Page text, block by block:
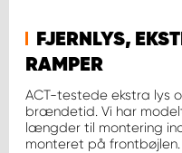
FJERNLYS,
RAMPER
ACT-testede ekstra lys
brændetid. Vi har
længder til montering
monteret på frontbøjlen.